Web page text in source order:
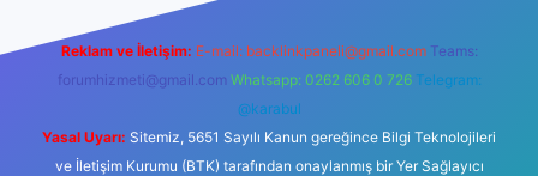
Reklam ve İletişim: E-mail: backlinkpaneli@gmail.com Teams:
forumhizmeti@gmail.com Whatsapp: 0262 606 0 726 Telegram:
@karabul
Yasal Uyarı: Sitemiz, 5651 Sayılı Kanun gereğince Bilgi Teknolojileri
ve İletişim Kurumu (BTK) tarafından onaylanmış bir Yer Sağlayıcı